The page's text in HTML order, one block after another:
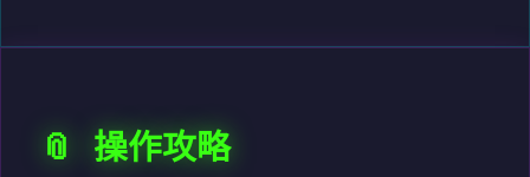
📎 操作攻略